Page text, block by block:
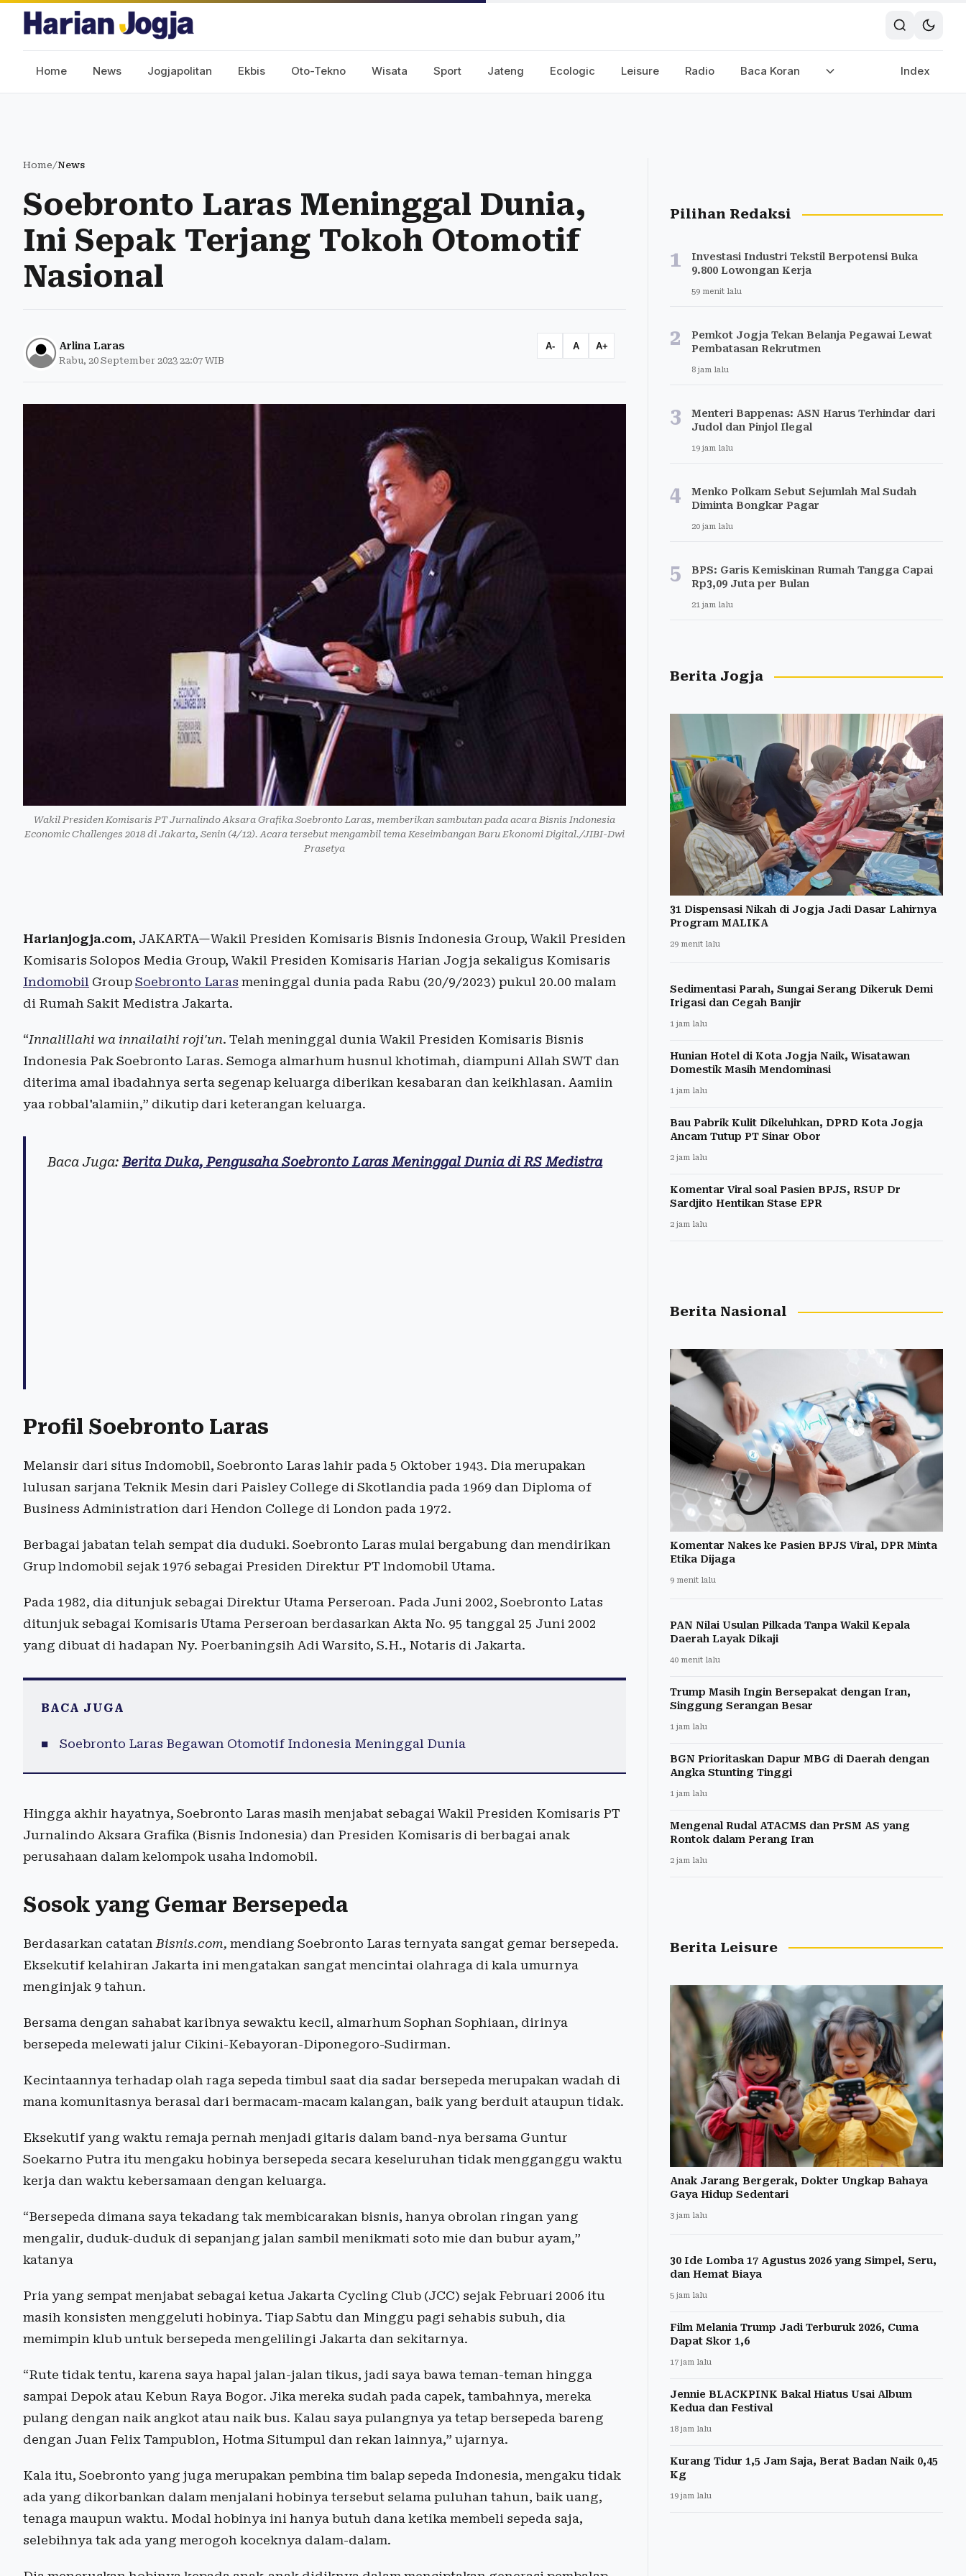
Home News Jogjapolitan Ekbis Oto-Tekno Wisata Sport Jateng Ecologic Leisure Radio Baca Koran Index
Home/News
Soebronto Laras Meninggal Dunia,
Ini Sepak Terjang Tokoh Otomotif
Nasional
Arlina Laras
Rabu, 20 September 2023 22:07 WIB
A- A A+
Wakil Presiden Komisaris PT Jurnalindo Aksara Grafika Soebronto Laras, memberikan sambutan pada acara Bisnis Indonesia
Economic Challenges 2018 di Jakarta, Senin (4/12). Acara tersebut mengambil tema Keseimbangan Baru Ekonomi Digital./JIBI-Dwi
Prasetya
Harianjogja.com, JAKARTA—Wakil Presiden Komisaris Bisnis Indonesia Group, Wakil Presiden
Komisaris Solopos Media Group, Wakil Presiden Komisaris Harian Jogja sekaligus Komisaris
Indomobil Group Soebronto Laras meninggal dunia pada Rabu (20/9/2023) pukul 20.00 malam
di Rumah Sakit Medistra Jakarta.
“Innalillahi wa innailaihi roji'un. Telah meninggal dunia Wakil Presiden Komisaris Bisnis
Indonesia Pak Soebronto Laras. Semoga almarhum husnul khotimah, diampuni Allah SWT dan
diterima amal ibadahnya serta segenap keluarga diberikan kesabaran dan keikhlasan. Aamiin
yaa robbal'alamiin,” dikutip dari keterangan keluarga.
Baca Juga:Berita Duka, Pengusaha Soebronto Laras Meninggal Dunia di RS Medistra
Profil Soebronto Laras
Melansir dari situs Indomobil, Soebronto Laras lahir pada 5 Oktober 1943. Dia merupakan
lulusan sarjana Teknik Mesin dari Paisley College di Skotlandia pada 1969 dan Diploma of
Business Administration dari Hendon College di London pada 1972.
Berbagai jabatan telah sempat dia duduki. Soebronto Laras mulai bergabung dan mendirikan
Grup lndomobil sejak 1976 sebagai Presiden Direktur PT lndomobil Utama.
Pada 1982, dia ditunjuk sebagai Direktur Utama Perseroan. Pada Juni 2002, Soebronto Latas
ditunjuk sebagai Komisaris Utama Perseroan berdasarkan Akta No. 95 tanggal 25 Juni 2002
yang dibuat di hadapan Ny. Poerbaningsih Adi Warsito, S.H., Notaris di Jakarta.
BACA JUGA
Soebronto Laras Begawan Otomotif Indonesia Meninggal Dunia
Hingga akhir hayatnya, Soebronto Laras masih menjabat sebagai Wakil Presiden Komisaris PT
Jurnalindo Aksara Grafika (Bisnis Indonesia) dan Presiden Komisaris di berbagai anak
perusahaan dalam kelompok usaha lndomobil.
Sosok yang Gemar Bersepeda
Berdasarkan catatanBisnis.com, mendiang Soebronto Laras ternyata sangat gemar bersepeda.
Eksekutif kelahiran Jakarta ini mengatakan sangat mencintai olahraga di kala umurnya
menginjak 9 tahun.
Bersama dengan sahabat karibnya sewaktu kecil, almarhum Sophan Sophiaan, dirinya
bersepeda melewati jalur Cikini-Kebayoran-Diponegoro-Sudirman.
Kecintaannya terhadap olah raga sepeda timbul saat dia sadar bersepeda merupakan wadah di
mana komunitasnya berasal dari bermacam-macam kalangan, baik yang berduit ataupun tidak.
Eksekutif yang waktu remaja pernah menjadi gitaris dalam band-nya bersama Guntur
Soekarno Putra itu mengaku hobinya bersepeda secara keseluruhan tidak mengganggu waktu
kerja dan waktu kebersamaan dengan keluarga.
“Bersepeda dimana saya tekadang tak membicarakan bisnis, hanya obrolan ringan yang
mengalir, duduk-duduk di sepanjang jalan sambil menikmati soto mie dan bubur ayam,”
katanya
Pria yang sempat menjabat sebagai ketua Jakarta Cycling Club (JCC) sejak Februari 2006 itu
masih konsisten menggeluti hobinya. Tiap Sabtu dan Minggu pagi sehabis subuh, dia
memimpin klub untuk bersepeda mengelilingi Jakarta dan sekitarnya.
“Rute tidak tentu, karena saya hapal jalan-jalan tikus, jadi saya bawa teman-teman hingga
sampai Depok atau Kebun Raya Bogor. Jika mereka sudah pada capek, tambahnya, mereka
pulang dengan naik angkot atau naik bus. Kalau saya pulangnya ya tetap bersepeda bareng
dengan Juan Felix Tampublon, Hotma Situmpul dan rekan lainnya,” ujarnya.
Kala itu, Soebronto yang juga merupakan pembina tim balap sepeda Indonesia, mengaku tidak
ada yang dikorbankan dalam menjalani hobinya tersebut selama puluhan tahun, baik uang,
tenaga maupun waktu. Modal hobinya ini hanya butuh dana ketika membeli sepeda saja,
selebihnya tak ada yang merogoh koceknya dalam-dalam.
Pilihan Redaksi
1
Investasi Industri Tekstil Berpotensi Buka
9.800 Lowongan Kerja
59 menit lalu
2
Pemkot Jogja Tekan Belanja Pegawai Lewat
Pembatasan Rekrutmen
8 jam lalu
3
Menteri Bappenas: ASN Harus Terhindar dari
Judol dan Pinjol Ilegal
19 jam lalu
4
Menko Polkam Sebut Sejumlah Mal Sudah
Diminta Bongkar Pagar
20 jam lalu
5
BPS: Garis Kemiskinan Rumah Tangga Capai
Rp3,09 Juta per Bulan
21 jam lalu
Berita Jogja
31 Dispensasi Nikah di Jogja Jadi Dasar Lahirnya
Program MALIKA
29 menit lalu
Sedimentasi Parah, Sungai Serang Dikeruk Demi
Irigasi dan Cegah Banjir
1 jam lalu
Hunian Hotel di Kota Jogja Naik, Wisatawan
Domestik Masih Mendominasi
1 jam lalu
Bau Pabrik Kulit Dikeluhkan, DPRD Kota Jogja
Ancam Tutup PT Sinar Obor
2 jam lalu
Komentar Viral soal Pasien BPJS, RSUP Dr
Sardjito Hentikan Stase EPR
2 jam lalu
Berita Nasional
Komentar Nakes ke Pasien BPJS Viral, DPR Minta
Etika Dijaga
9 menit lalu
PAN Nilai Usulan Pilkada Tanpa Wakil Kepala
Daerah Layak Dikaji
40 menit lalu
Trump Masih Ingin Bersepakat dengan Iran,
Singgung Serangan Besar
1 jam lalu
BGN Prioritaskan Dapur MBG di Daerah dengan
Angka Stunting Tinggi
1 jam lalu
Mengenal Rudal ATACMS dan PrSM AS yang
Rontok dalam Perang Iran
2 jam lalu
Berita Leisure
Anak Jarang Bergerak, Dokter Ungkap Bahaya
Gaya Hidup Sedentari
3 jam lalu
30 Ide Lomba 17 Agustus 2026 yang Simpel, Seru,
dan Hemat Biaya
5 jam lalu
Film Melania Trump Jadi Terburuk 2026, Cuma
Dapat Skor 1,6
17 jam lalu
Jennie BLACKPINK Bakal Hiatus Usai Album
Kedua dan Festival
18 jam lalu
Kurang Tidur 1,5 Jam Saja, Berat Badan Naik 0,45
Kg
19 jam lalu